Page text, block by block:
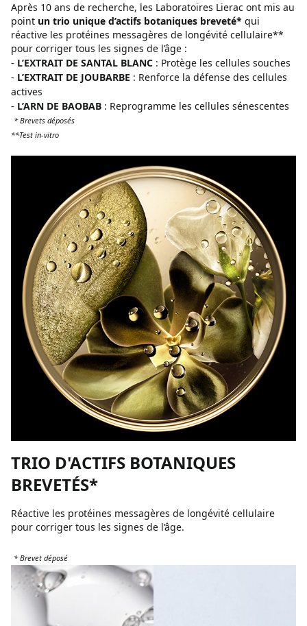
Après 10 ans de recherche, les Laboratoires Lierac ont mis au
point un trio unique d’actifs botaniques breveté* qui
réactive les protéines messagères de longévité cellulaire**
pour corriger tous les signes de l’âge :
- L’EXTRAIT DE SANTAL BLANC : Protège les cellules souches
- L’EXTRAIT DE JOUBARBE : Renforce la défense des cellules
actives
- L’ARN DE BAOBAB : Reprogramme les cellules sénescentes
* Brevets déposés
**Test in-vitro
TRIO D'ACTIFS BOTANIQUES
BREVETÉS*
Réactive les protéines messagères de longévité cellulaire
pour corriger tous les signes de l’âge.
* Brevet déposé